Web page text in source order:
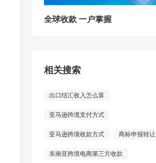
全球收款 一户掌握
相关搜索
出口结汇收入怎么算
亚马逊跨境支付方式
亚马逊跨境收款方式 商标申报转让
东南亚跨境电商第三方收款